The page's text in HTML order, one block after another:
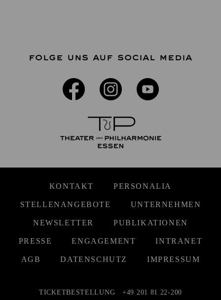
FOLGE UNS AUF SOCIAL MEDIA
KONTAKT PERSONALIA
STELLENANGEBOTE UNTERNEHMEN
NEWSLETTER PUBLIKATIONEN
PRESSE ENGAGEMENT INTRANET
AGB DATENSCHUTZ IMPRESSUM
TICKETBESTELLUNG +49 201 81 22-200